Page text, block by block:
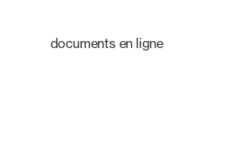
documents en ligne